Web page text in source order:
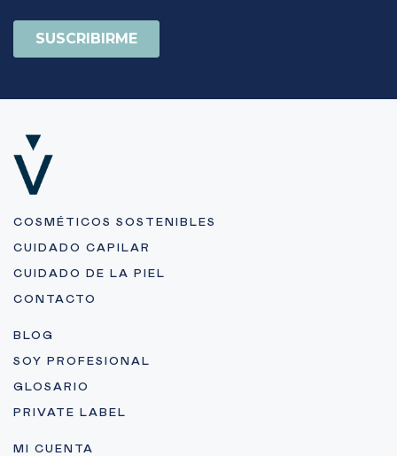
COSMÉTICOS SOSTENIBLES
CUIDADO CAPILAR
CUIDADO DE LA PIEL
CONTACTO
BLOG
SOY PROFESIONAL
GLOSARIO
PRIVATE LABEL
MI CUENTA